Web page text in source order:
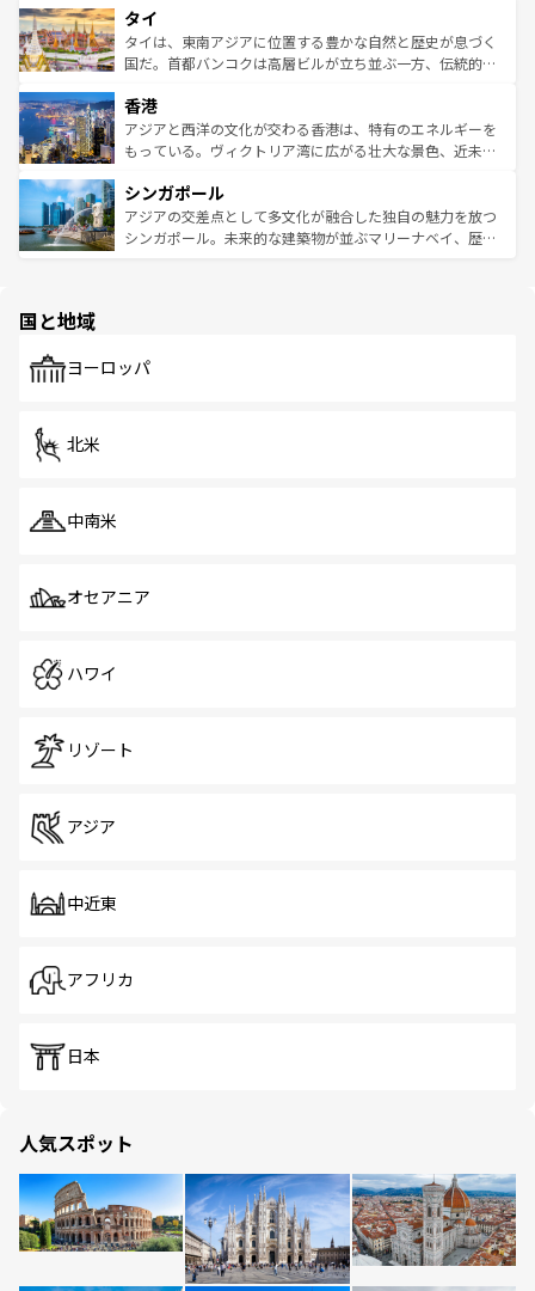
リティに包まれながら、韓国の多彩な魅力を心ゆくまで味
わってみてほしい。 なお、新着の韓国情報はコンテンツ一
覧を参照してほしい。
急速な発展と共に伝統が息づく。ハノイの古い町並みやホ
ーチミン市のフランス統治時代の建物も、独特の雰囲気を
醸し出している。また、バラエティの豊かさとおいしさで
とつ。フォーやバインミー、ベトナムコーヒーなどは、ぜ
ひ現地で味わいたい。どの地域を訪れてもあたたかい人々
が旅行者を迎えてくれるので、きっと忘れられない旅にな
参照してほしい。
タイ
タイは、東南アジアに位置する豊かな自然と歴史が息づく
国だ。首都バンコクは高層ビルが立ち並ぶ一方、伝統的な
の活気が交差している。北部ではチェンマイなどの山岳地
帯で自然と触れ合い、南部ではプーケットやクラビの美し
いビーチでリゾート気分を楽しむことができる。タイ料理
激する。気候は一年中温暖で、どの季節にも異なる楽しみ
が待っている。親しみやすいタイの人々、仏教を中心とし
た文化、そして多様な観光資源が、訪れる旅人を魅了し続
香港
アジアと西洋の文化が交わる香港は、特有のエネルギーを
もっている。ヴィクトリア湾に広がる壮大な景色、近未来
み、どこを訪れても感動するはず。観光スポットが密集し
ており、効率よく見どころを回れるのも魅力。息をのむよ
うな絶景から文化的な体験まで、香港を存分に楽しみ尽く
シンガポール
アジアの交差点として多文化が融合した独自の魅力を放つ
シンガポール。未来的な建築物が並ぶマリーナベイ、歴史
で、ホーカーズは地元の風情を楽しめる外せないスポット
国と地域
ヨーロッパ
北米
中南米
オセアニア
ハワイ
リゾート
アジア
中近東
アフリカ
日本
人気スポット